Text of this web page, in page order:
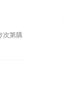
次第購